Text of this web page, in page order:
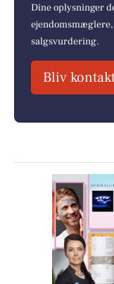
Dine oplysninger
ejendomsmæglere,
salgsvurdering.
Bliv